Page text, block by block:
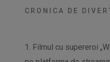
CRONICA DE
1. Filmul cu supereroi